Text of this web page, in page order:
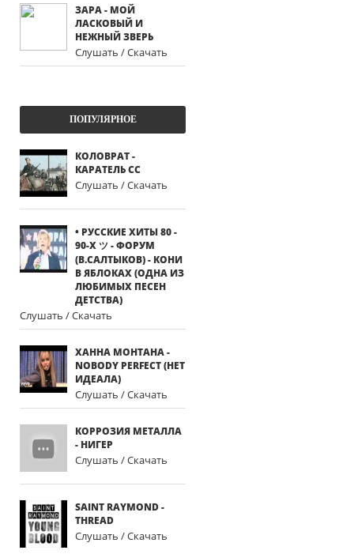
ЗАРА - МОЙ
ЛАСКОВЫЙ И
НЕЖНЫЙ ЗВЕРЬ
Слушать / Скачать
ПОПУЛЯРНОЕ
КОЛОВРАТ -
КАРАТЕЛЬ СС
Слушать / Скачать
• РУССКИЕ ХИТЫ 80 -
90-Х ツ - ФОРУМ
(В.САЛТЫКОВ) - КОНИ
В ЯБЛОКАХ (ОДНА ИЗ
ЛЮБИМЫХ ПЕСЕН
ДЕТСТВА)
Слушать / Скачать
ХАННА МОНТАНА -
NOBODY PERFECT (НЕТ
ИДЕАЛА)
Слушать / Скачать
КОРРОЗИЯ МЕТАЛЛА
- НИГЕР
Слушать / Скачать
SAINT RAYMOND -
THREAD
Слушать / Скачать